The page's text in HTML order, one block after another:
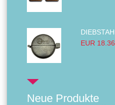
EUR 18.36
Neue Produkte